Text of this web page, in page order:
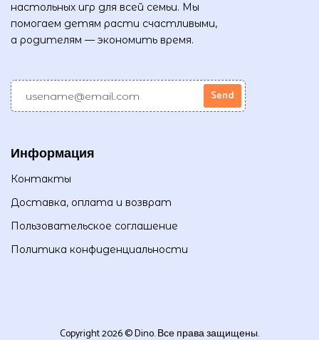
настольных игр для всей семьи. Мы
помогаем детям расти счастливыми,
а родителям — экономить время.
Информация
Контакты
Доставка, оплата и возврат
Пользовательское соглашение
Политика конфиденциальности
Copyright 2026 © Dino. Все права защищены.